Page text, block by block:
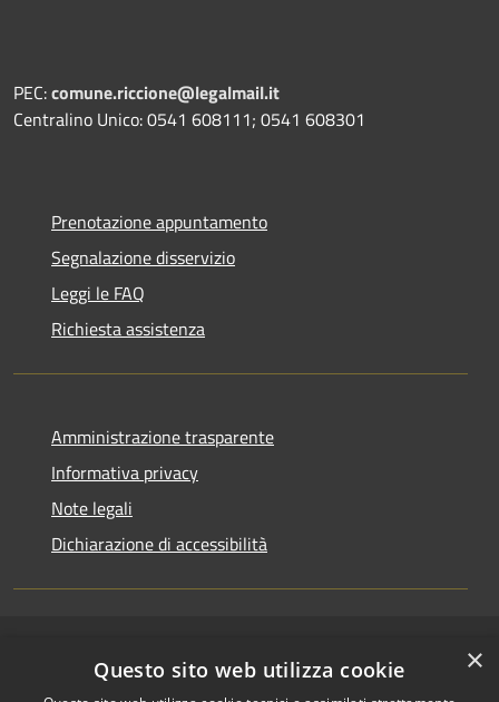
PEC:comune.riccione@legalmail.it
Centralino Unico: 0541 608111; 0541 608301
Prenotazione appuntamento
Segnalazione disservizio
Leggi le FAQ
Richiesta assistenza
Amministrazione trasparente
Informativa privacy
Note legali
Dichiarazione di accessibilità
Accessibilità
Copyright © 2026 • Comune di
Riccione • Powered by
×
Questo sito web utilizza cookie